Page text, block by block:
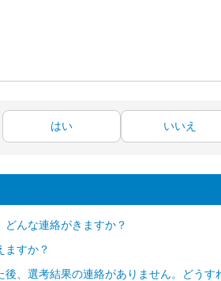
はい いいえ
んな連絡がきますか？
ますか？
、選考結果の連絡がありません。どうす